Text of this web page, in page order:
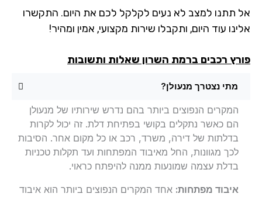
תתנו למצב לא נעים לקלקל לכם את היום. התקשרו
עוד היום, ותקבלו שירות מקצועי, אמין ומהיר!
רכבים ברמת השרון שאלות ותשובות
מתי נצטרך מנעולן?
המקרים הנפוצים ביותר בהם נדרש שירותיו של מנעולן
הם כאשר נתקלים בקושי בפתיחת דלת. זה יכול לקרות
בדלתות של דירה, משרד, רכב או כל מקום אחר. הסיבות
לכך מגוונות, החל מאיבוד המפתחות ועד תקלות טכניות
בדלת עצמה שמונעות ממנה להיפתח כראוי.
איבוד מפתחות:אחד המקרים הנפוצים ביותר הוא איבוד